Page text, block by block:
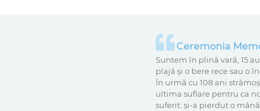
Ceremonia
Suntem în plină vară, 15
plajă și o bere rece sau o
În urmă cu 108 ani
ultima suflare pentru ca
suferit: și-a pierdut o